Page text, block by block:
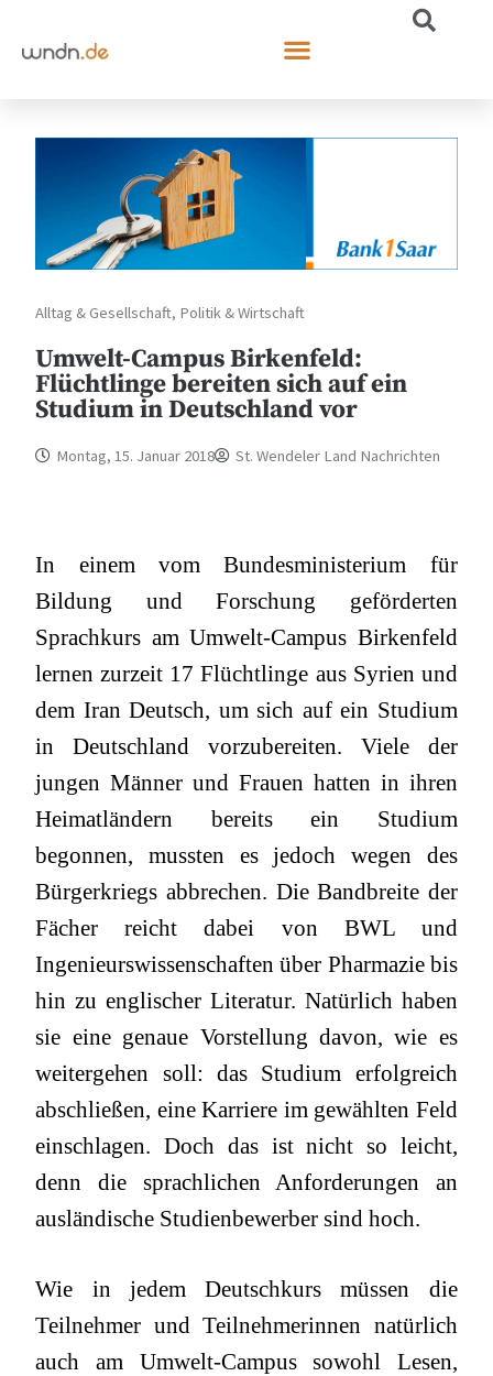
Alltag & Gesellschaft, Politik & Wirtschaft
Umwelt-Campus Birkenfeld:
Flüchtlinge bereiten sich auf ein
Studium in Deutschland vor
Montag, 15. Januar 2018 St. Wendeler Land Nachrichten
In einem vom Bundesministerium für
Bildung und Forschung geförderten
Sprachkurs am Umwelt-Campus Birkenfeld
lernen zurzeit 17 Flüchtlinge aus Syrien und
dem Iran Deutsch, um sich auf ein Studium
in Deutschland vorzubereiten. Viele der
jungen Männer und Frauen hatten in ihren
Heimatländern bereits ein Studium
begonnen, mussten es jedoch wegen des
Bürgerkriegs abbrechen. Die Bandbreite der
Fächer reicht dabei von BWL und
Ingenieurswissenschaften über Pharmazie bis
hin zu englischer Literatur. Natürlich haben
sie eine genaue Vorstellung davon, wie es
weitergehen soll: das Studium erfolgreich
abschließen, eine Karriere im gewählten Feld
einschlagen. Doch das ist nicht so leicht,
denn die sprachlichen Anforderungen an
ausländische Studienbewerber sind hoch.
Wie in jedem Deutschkurs müssen die
Teilnehmer und Teilnehmerinnen natürlich
auch am Umwelt-Campus sowohl Lesen,